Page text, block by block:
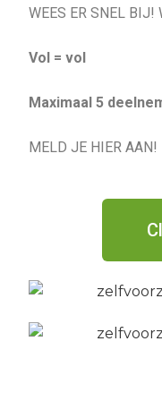
WEES ER SNEL
Vol = vol
Maximaal 5
MELD JE HIER AAN!